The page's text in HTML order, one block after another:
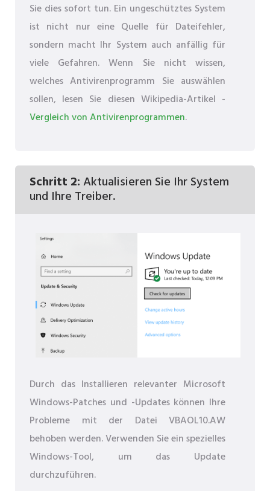
Sie dies sofort tun. Ein ungeschütztes System
ist nicht nur eine Quelle für Dateifehler,
sondern macht Ihr System auch anfällig für
viele Gefahren. Wenn Sie nicht wissen,
welches Antivirenprogramm Sie auswählen
sollen, lesen Sie diesen Wikipedia-Artikel -
Vergleich von Antivirenprogrammen.
Schritt 2:Aktualisieren Sie Ihr System
und Ihre Treiber.
Durch das Installieren relevanter Microsoft
Windows-Patches und -Updates können Ihre
Probleme mit der Datei VBAOL10.AW
behoben werden. Verwenden Sie ein spezielles
Windows-Tool, um das Update
durchzuführen.